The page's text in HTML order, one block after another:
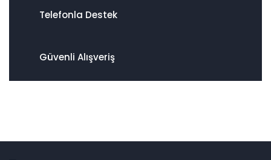
Telefonla Destek
Güvenli Alışveriş